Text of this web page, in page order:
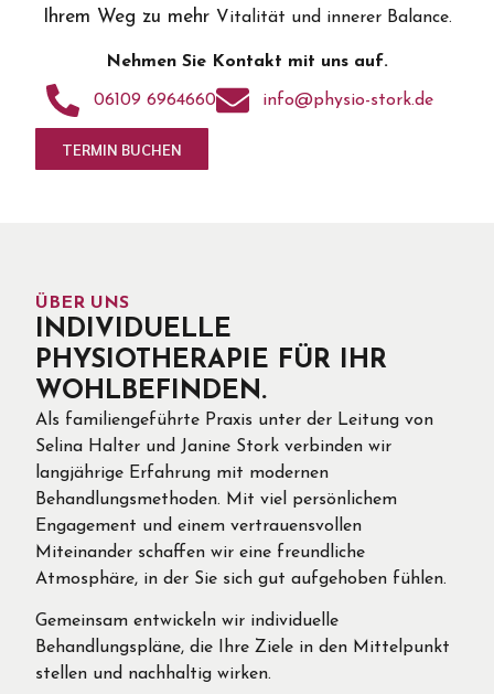
Ihrem Weg zu mehr Vitalität und innerer Balance.
Nehmen Sie Kontakt mit uns auf.
06109 6964660 info@physio-stork.de
TERMIN BUCHEN
ÜBER UNS
INDIVIDUELLE
PHYSIOTHERAPIE FÜR IHR
WOHLBEFINDEN.
Als familiengeführte Praxis unter der Leitung von
Selina Halter und Janine Stork verbinden wir
langjährige Erfahrung mit modernen
Behandlungsmethoden. Mit viel persönlichem
Engagement und einem vertrauensvollen
Miteinander schaffen wir eine freundliche
Atmosphäre, in der Sie sich gut aufgehoben fühlen.
Gemeinsam entwickeln wir individuelle
Behandlungspläne, die Ihre Ziele in den Mittelpunkt
stellen und nachhaltig wirken.